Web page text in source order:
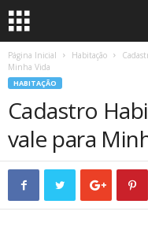
P
Página Inicial Habitação
Minha Vida
HABITAÇÃO
Cadastro
vale para